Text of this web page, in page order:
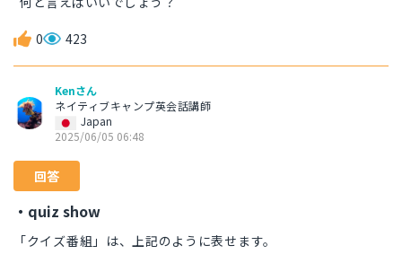
0 423
Kenさん
ネイティブキャンプ英会話講師
Japan
2025/06/05 06:48
回答
・quiz show
「クイズ番組」は、上記のように表せます。